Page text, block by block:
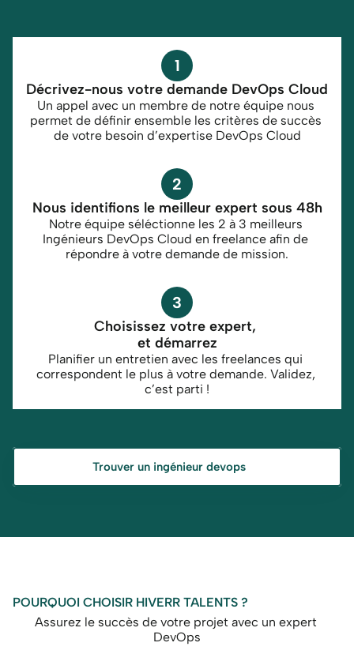
1
Décrivez-nous votre demande DevOps Cloud
Un appel avec un membre de notre équipe nous
permet de définir ensemble les critères de succès
de votre besoin d’expertise DevOps Cloud
2
Nous identifions le meilleur expert sous 48h
Notre équipe séléctionne les 2 à 3 meilleurs
Ingénieurs DevOps Cloud en freelance afin de
répondre à votre demande de mission.
3
Choisissez votre expert,
et démarrez
Planifier un entretien avec les freelances qui
correspondent le plus à votre demande. Validez,
c’est parti !
Trouver un ingénieur devops
POURQUOI CHOISIR HIVERR TALENTS ?
Assurez le succès de votre projet avec un expert
DevOps